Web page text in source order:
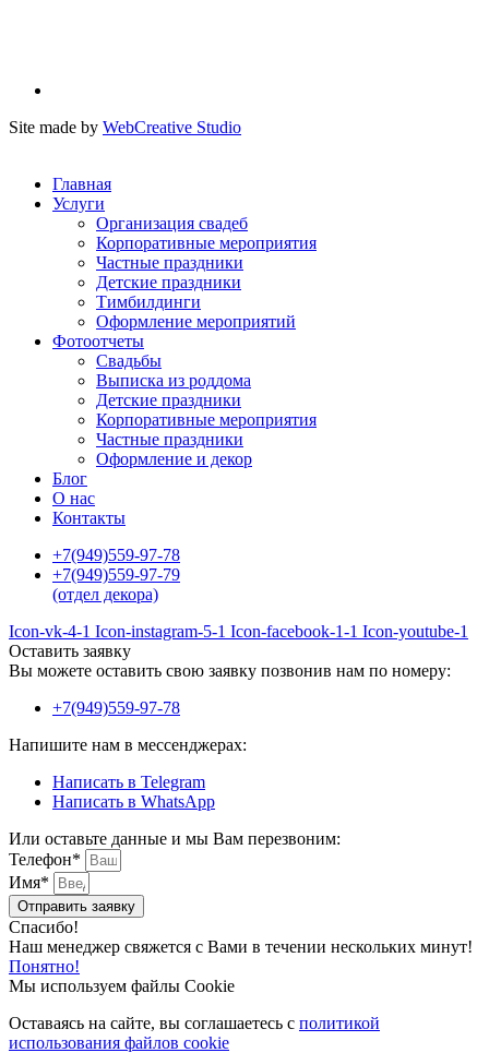
Site made by WebCreative Studio
Главная
Услуги
Организация свадеб
Корпоративные мероприятия
Частные праздники
Детские праздники
Тимбилдинги
Оформление мероприятий
Фотоотчеты
Cвадьбы
Выписка из роддома
Детские праздники
Корпоративные мероприятия
Частные праздники
Оформление и декор
Блог
О нас
Контакты
+7(949)559-97-78
+7(949)559-97-79
(отдел декора)
Icon-vk-4-1 Icon-instagram-5-1 Icon-facebook-1-1 Icon-youtube-1
Оставить заявку
Вы можете оставить свою заявку позвонив нам по номеру:
+7(949)559-97-78
Напишите нам в мессенджерах:
Написать в Telegram
Написать в WhatsApp
Или оставьте данные и мы Вам перезвоним:
Телефон*
Имя*
Отправить заявку
Спасибо!
Наш менеджер свяжется с Вами в течении нескольких минут!
Понятно!
Мы используем файлы Cookie
Оставаясь на сайте, вы соглашаетесь c политикой
использования файлов cookie